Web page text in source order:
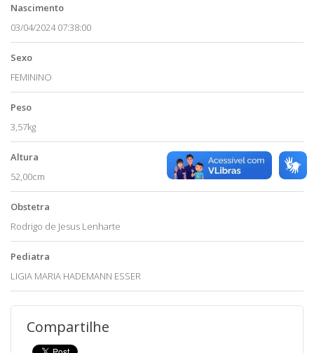
Nascimento
03/04/2024 07:38:00
Sexo
FEMININO
Peso
3,57kg
Altura
52,00cm
Obstetra
Rodrigo de Jesus Lenharte
Pediatra
LIGIA MARIA HADEMANN ESSER
Compartilhe